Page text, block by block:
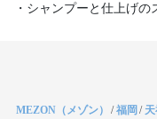
・シャンプーと仕上げの
MEZON（メゾン） /福岡 /